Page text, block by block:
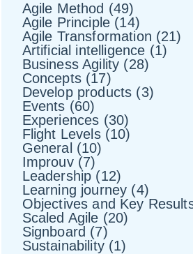
Agile Method (49)
Agile Principle (14)
Agile Transformation (21)
Artificial intelligence (1)
Business Agility (28)
Concepts(17)
Develop products (3)
Events (60)
Experiences (30)
Flight Levels(10)
General (10)
Improuv(7)
Leadership (12)
Learning journey (4)
Objectives and Key
Scaled Agile (20)
Signboard (7)
Sustainability(1)